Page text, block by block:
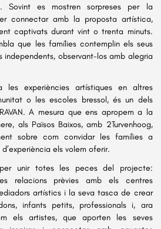
Sovint es mostren sorpreses per la
connectar amb la proposta artística,
captivats durant vint o trenta minuts.
que les famílies contemplin els seus
independents, observant-los amb alegria
les experiències artístiques en altres
o les escoles bressol, és un dels
A mesura que ens apropem a la
als Països Baixos, amb 2Turvenhoog,
sobre com convidar les famílies a
els volem oferir.
unir totes les peces del projecte:
relacions prèvies amb els centres
artístics i la seva tasca de crear
infants petits, professionals i, ara
els artistes, que aporten les seves